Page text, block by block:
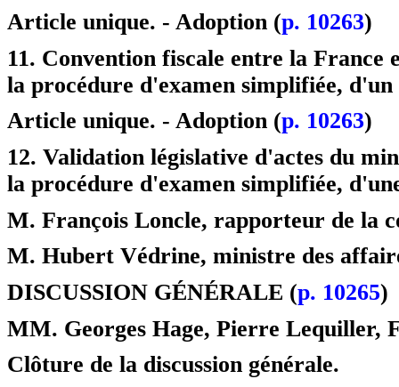
Article unique. - Adoption (p. 10263)
11. Convention fiscale entre la France
la procédure d'examen simplifiée,
Article unique. - Adoption (p. 10263)
12. Validation législative d'actes du
la procédure d'examen simplifiée,
M. François Loncle, rapporteur de la
M. Hubert Védrine, ministre des
DISCUSSION GÉNÉRALE (p. 10265)
MM. Georges Hage, Pierre Lequiller,
Clôture de la discussion générale.